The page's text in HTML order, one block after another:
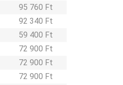
95 760 Ft
92 340 Ft
59 400 Ft
72 900 Ft
72 900 Ft
72 900 Ft